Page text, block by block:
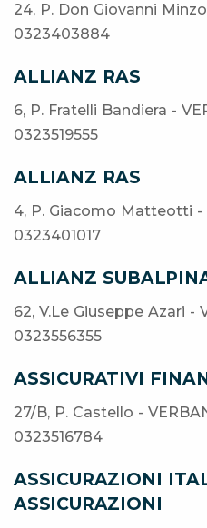
24, P. Don Giovanni
0323403884
ALLIANZ RAS
6, P. Fratelli Bandiera -
0323519555
ALLIANZ RAS
4, P. Giacomo Matteotti -
0323401017
ALLIANZ
62, V.Le Giuseppe Azari -
0323556355
ASSICURATIVI
27/B, P. Castello -
0323516784
ASSICURAZIONI
ASSICURAZIONI